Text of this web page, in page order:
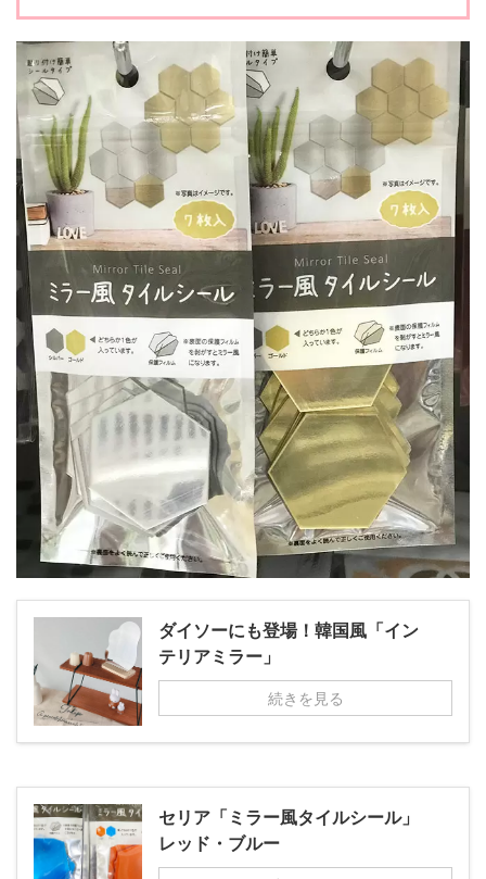
ダイソーにも登場！韓国風「イン
テリアミラー」
続きを見る
セリア「ミラー風タイルシール」
レッド・ブルー